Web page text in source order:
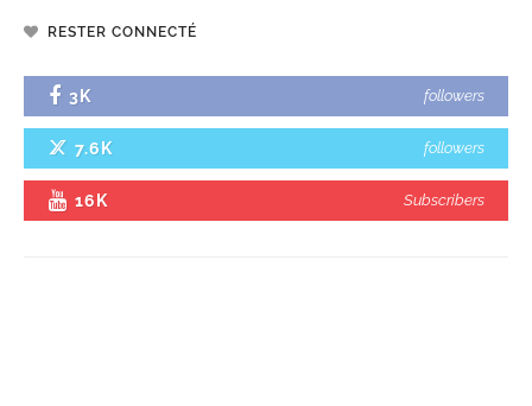
RESTER CONNECTÉ
3K followers
7.6K followers
16K Subscribers